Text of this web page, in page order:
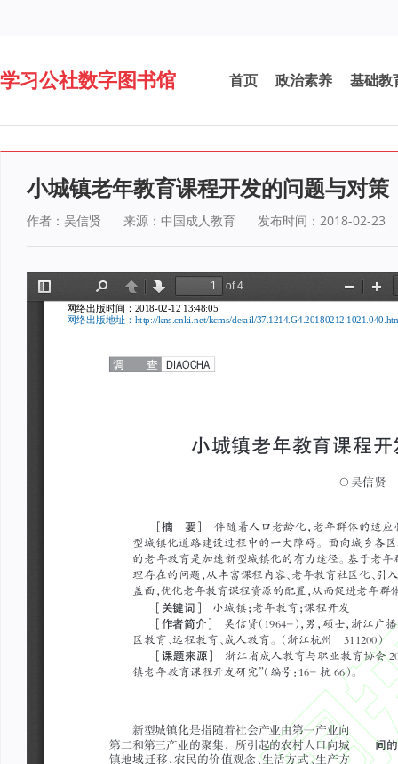
学习公社数字图书馆 首页 政治素养 基础教
小城镇老年教育课程开发的问题与对策
作者：吴信贤 来源：中国成人教育 发布时间：2018-02-23